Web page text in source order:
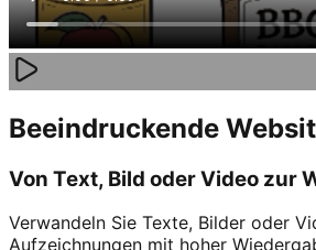
Beeindruckende
Von Text, Bild oder Video zur
Verwandeln Sie Texte, Bilder oder
Aufzeichnungen mit hoher